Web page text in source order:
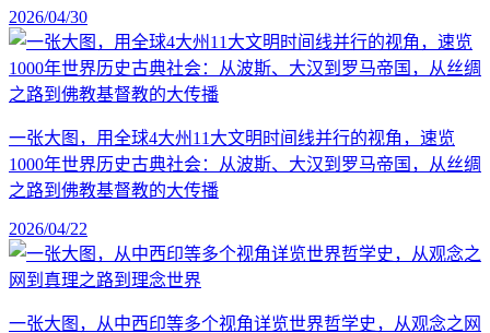
2026/04/30
一张大图，用全球4大州11大文明时间线并行的视角，速览
1000年世界历史古典社会：从波斯、大汉到罗马帝国，从丝绸
之路到佛教基督教的大传播
2026/04/22
一张大图，从中西印等多个视角详览世界哲学史，从观念之网